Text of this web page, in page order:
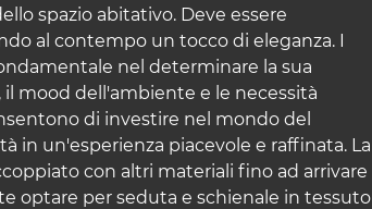
spazio abitativo. Deve essere
al contempo un tocco di eleganza. I
nel determinare la sua
mood dell'ambiente e le necessità
di investire nel mondo del
in un'esperienza piacevole e raffinata. La
con altri materiali fino ad arrivare
optare per seduta e schienale in tessuto